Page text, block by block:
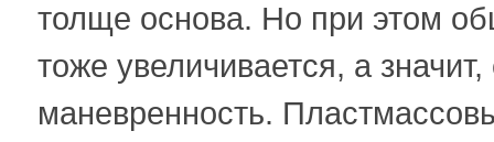
толще основа. Но при этом
тоже увеличивается, а
маневренность.